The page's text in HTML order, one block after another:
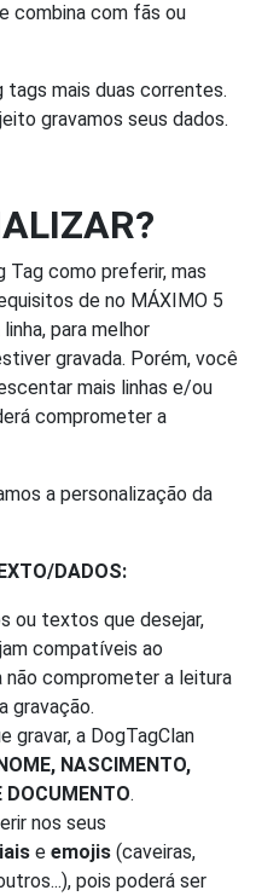
combina com fãs ou
mais duas correntes.
gravamos seus dados.
Tag como preferir, mas
de no MÁXIMO 5
para melhor
gravada. Porém, você
mais linhas e/ou
comprometer a
a personalização da
DADOS:
ou textos que desejar,
compatíveis ao
não comprometer a leitura
gravação.
gravar, a DogTagClan
NASCIMENTO,
DOCUMENTO.
nos seus
e emojis (caveiras,
pois poderá ser